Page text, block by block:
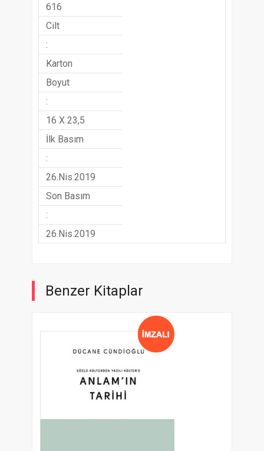
616
Cilt
:
Karton
Boyut
:
16 X 23,5
İlk Basım
:
26.Nis.2019
Son Basım
:
26.Nis.2019
Benzer Kitaplar